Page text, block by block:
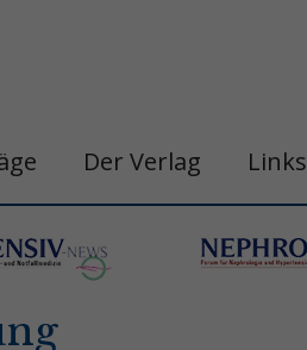
Der Verlag Links